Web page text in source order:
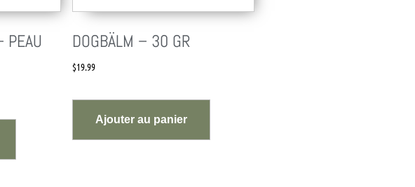
PEAU
DOGBÄLM – 30 GR
$19.99
Ajouter au panier